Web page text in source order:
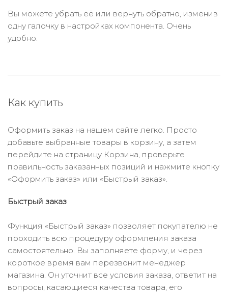
Вы можете убрать её или вернуть обратно, изменив
одну галочку в настройках компонента. Очень
удобно.
Как купить
Оформить заказ на нашем сайте легко. Просто
добавьте выбранные товары в корзину, а затем
перейдите на страницу Корзина, проверьте
правильность заказанных позиций и нажмите кнопку
«Оформить заказ» или «Быстрый заказ».
Быстрый заказ
Функция «Быстрый заказ» позволяет покупателю не
проходить всю процедуру оформления заказа
самостоятельно. Вы заполняете форму, и через
короткое время вам перезвонит менеджер
магазина. Он уточнит все условия заказа, ответит на
вопросы, касающиеся качества товара, его